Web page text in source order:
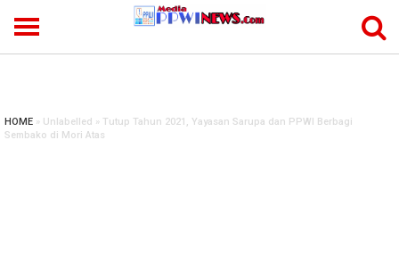
HOME » Unlabelled » Tutup Tahun 2021, Yayasan Sarupa dan PPWI Berbagi
Sembako di Mori Atas